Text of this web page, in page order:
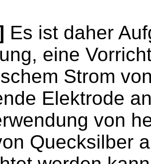
Es ist daher
eine
Strom
Elektrode
von
Quecksilber